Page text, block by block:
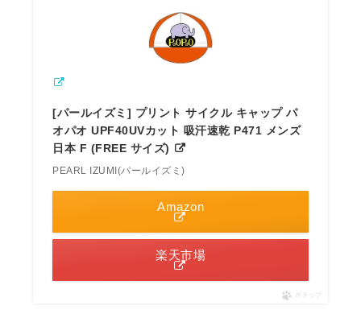
[パールイズミ] プリント サイクル キャップ パ
オパオ UPF40UVカット 吸汗速乾 P471 メンズ
日本 F (FREE サイズ)
PEARL IZUMI(パールイズミ)
Amazon
楽天市場
ポチップ